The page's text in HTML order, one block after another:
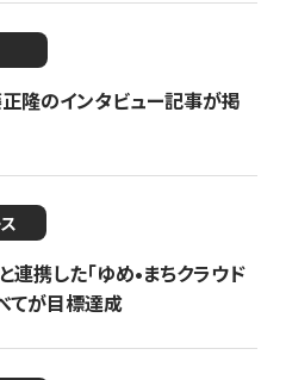
隆のインタビュー記事が掲
携した「ゆめ•まちクラウド
てが目標達成